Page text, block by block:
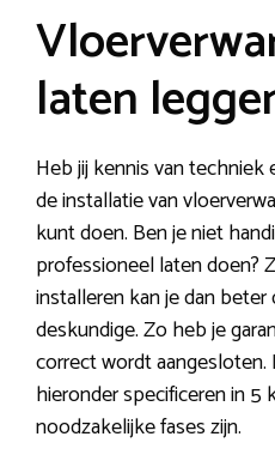
laten
Heb jij kennis van
de installatie van
kunt doen. Ben je niet
professioneel laten doen?
installeren kan je dan beter
deskundige. Zo heb je
correct wordt
hieronder specificeren in
noodzakelijke fases zijn.